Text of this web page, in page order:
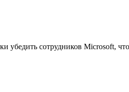
убедить сотрудников Microsoft,